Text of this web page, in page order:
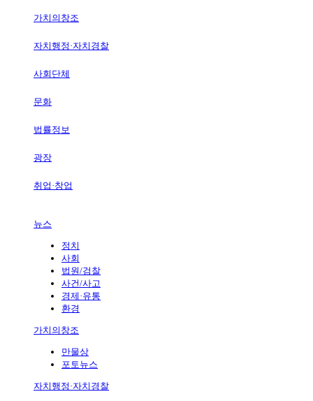
가치의창조
자치행정·자치경찰
사회단체
문화
법률정보
광장
취업·창업
뉴스
정치
사회
법원/검찰
사건/사고
경제·유통
환경
가치의창조
만물상
포토뉴스
자치행정·자치경찰